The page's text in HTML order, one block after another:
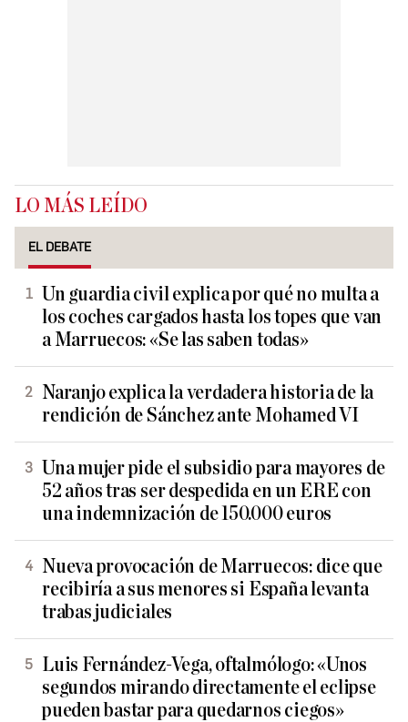
LO MÁS LEÍDO
EL DEBATE
Un guardia civil explica por qué no multa a
los coches cargados hasta los topes que van
a Marruecos: «Se las saben todas»
Naranjo explica la verdadera historia de la
rendición de Sánchez ante Mohamed VI
Una mujer pide el subsidio para mayores de
52 años tras ser despedida en un ERE con
una indemnización de 150.000 euros
Nueva provocación de Marruecos: dice que
recibiría a sus menores si España levanta
trabas judiciales
Luis Fernández-Vega, oftalmólogo: «Unos
segundos mirando directamente el eclipse
pueden bastar para quedarnos ciegos»